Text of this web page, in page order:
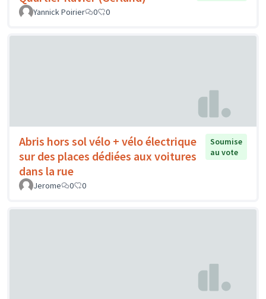
Yannick Poirier
0 0
Abris hors sol vélo + vélo électrique
sur des places dédiées aux voitures
dans la rue
Soumise
au vote
Jerome 0 0